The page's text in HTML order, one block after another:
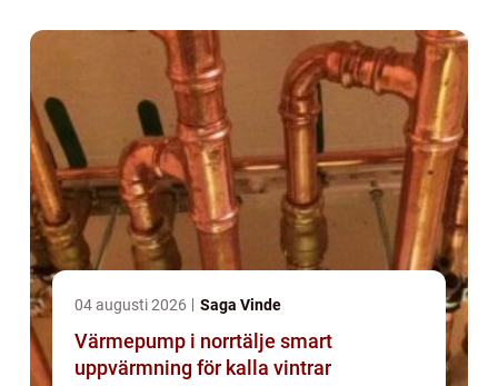
04 augusti 2026 Saga Vinde
Värmepump i norrtälje smart
uppvärmning för kalla vintrar